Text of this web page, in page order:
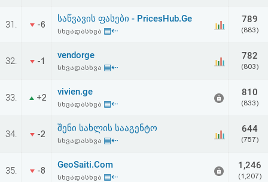
31. -6
საწვავის ფასები - PricesHub.Ge
სხვადასხვა ▤⇠
789
(883)
32. -1
vendorge
სხვადასხვა ▤⇠
782
(803)
33. +2
vivien.ge
სხვადასხვა ▤⇠
810
(833)
34. -2
შენი სახლის სააგენტო
სხვადასხვა ▤⇠
644
(757)
35. -8
GeoSaiti.Com
სხვადასხვა ▤⇠
1,246
(1,207)